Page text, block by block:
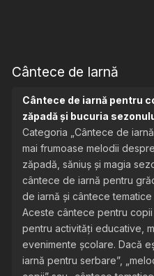
Cântece de Iarnă
Cântece de iarnă pentru
zăpadă și bucuria
Categoria „Cântece de
mai frumoase melodii
zăpadă, săniuș și magia
cântece de iarnă pentru
de iarnă și cântece
Aceste cântece pentru
pentru activități educative,
evenimente școlare. Dacă
iarnă pentru serbare”,